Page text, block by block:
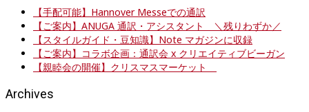
【手配可能】Hannover Messeでの通訳
【ご案内】ANUGA 通訳・アシスタント ＼残りわずか／
【スタイルガイド・豆知識】Note マガジンに収録
【ご案内】コラボ企画：通訳会 x クリエイティブビーガン
【親睦会の開催】クリスマスマーケット
Archives